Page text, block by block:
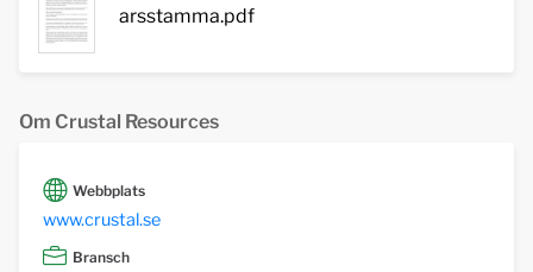
arsstamma.pdf
Om Crustal Resources
Webbplats
www.crustal.se
Bransch